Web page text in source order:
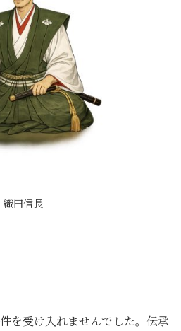
織田信長
を受け入れませんでした。伝承